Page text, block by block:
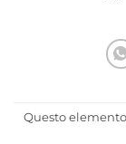
Questo